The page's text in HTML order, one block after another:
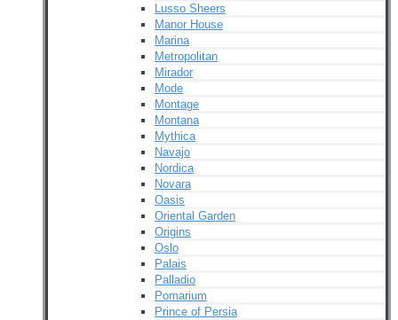
Lusso Sheers
Manor House
Marina
Metropolitan
Mirador
Mode
Montage
Montana
Mythica
Navajo
Nordica
Novara
Oasis
Oriental Garden
Origins
Oslo
Palais
Palladio
Pomarium
Prince of Persia